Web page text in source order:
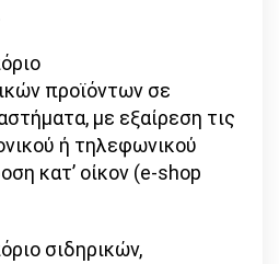
προϊόντων σε
με εξαίρεση τις
ή τηλεφωνικού
κατ’ οίκον (e-shop
σιδηρικών,